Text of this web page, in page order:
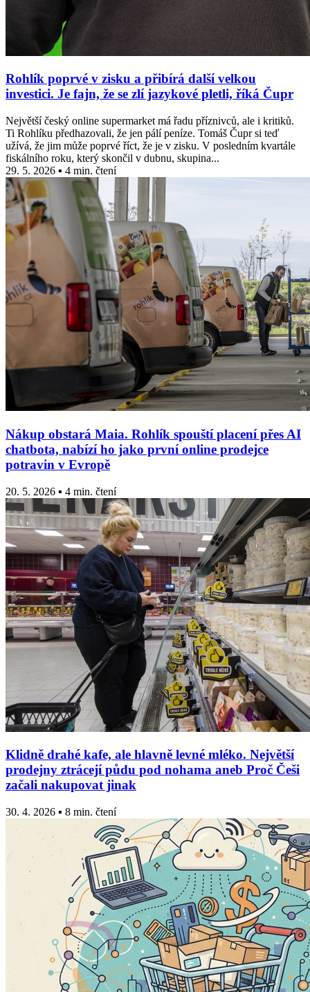
Rohlík poprvé v zisku a přibírá další velkou
investici. Je fajn, že se zlí jazykové pletli, říká Čupr
Největší český online supermarket má řadu příznivců, ale i kritiků.
Ti Rohlíku předhazovali, že jen pálí peníze. Tomáš Čupr si teď
užívá, že jim může poprvé říct, že je v zisku. V posledním kvartále
fiskálního roku, který skončil v dubnu, skupina...
29. 5. 2026 ▪ 4 min. čtení
Nákup obstará Maia. Rohlík spouští placení přes AI
chatbota, nabízí ho jako první online prodejce
potravin v Evropě
20. 5. 2026 ▪ 4 min. čtení
Klidně drahé kafe, ale hlavně levné mléko. Největší
prodejny ztrácejí půdu pod nohama aneb Proč Češi
začali nakupovat jinak
30. 4. 2026 ▪ 8 min. čtení